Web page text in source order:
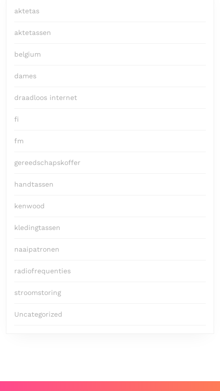
aktetas
aktetassen
belgium
dames
draadloos internet
fi
fm
gereedschapskoffer
handtassen
kenwood
kledingtassen
naaipatronen
radiofrequenties
stroomstoring
Uncategorized